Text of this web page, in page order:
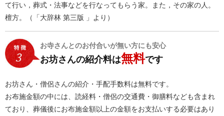
て行い，葬式・法事などを行なってもらう家。また，その家の人。
檀方。（「大辞林 第三版 」より）
お寺さんとのお付合いが無い方にも安心
お坊さんの紹介料は無料です
お坊さん・僧侶さんの紹介・手配手数料は無料です。
お布施金額の中には、読経料・僧侶の交通費・御膳料なども含まれ
ており、葬儀後にお布施金額以上の金額をお支払いする必要はあり